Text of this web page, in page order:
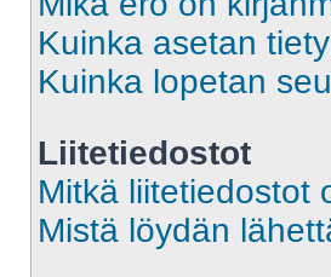
Kuinka asetan
Kuinka lopetan
Liitetiedostot
Mitkä liitetiedostot
Mistä löydän